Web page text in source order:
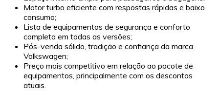
Motor turbo eficiente com respostas rápidas e baixo
consumo;
Lista de equipamentos de segurança e conforto
completa em todas as versões;
Pós-venda sólido, tradição e confiança da marca
Volkswagen;
Preço mais competitivo em relação ao pacote de
equipamentos, principalmente com os descontos
atuais.